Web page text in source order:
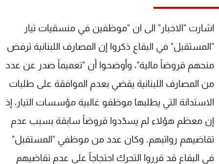
اشارت "الاخبار" الى ان "موظفين في منسقيات تيار
"المستقبل" في البقاع ذكروا إن المصارف اللبنانية ترفض
منحهم قروضاً مالية"، وأوضحوا أن "تعميماً صدر عن عدد
من المصارف اللبنانية يقضي بعدم الموافقة على طلبات
الاستدانة التي يطلبها موظفو غالبية مؤسسات التيار، إذ
إن معظم هؤلاء لم يسدّدوا قروضاً سابقة بسبب عدم
تقاضيهم رواتبهم. وكان عدد من موظفي "المستقبل"
في البقاع قد قرروا التحرك احتجاجاً على عدم تقاضيهم
الترددات
عن MTV
لاعلاناتكم
وظائف
تواصل معنا
شروط الإسـتخدام